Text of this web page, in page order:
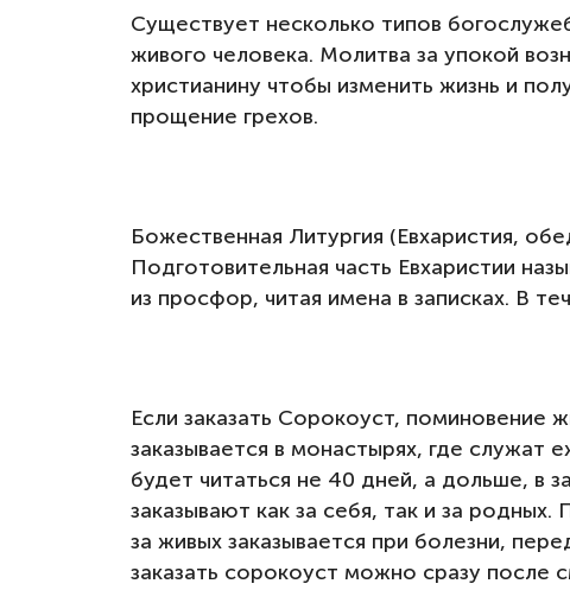
Существует несколько типов
живого человека. Молитва за упокой
христианину чтобы изменить жизнь и
прощение грехов.
Божественная Литургия (Евхаристия,
Подготовительная часть Евхаристии
из просфор, читая имена в записках. В
Если заказать Сорокоуст, поминовение
заказывается в монастырях, где
будет читаться не 40 дней, а дольше, в
заказывают как за себя, так и за
за живых заказывается при болезни,
заказать сорокоуст можно сразу